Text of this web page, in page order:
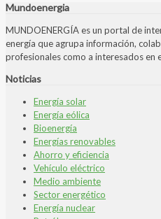
Mundoenergia
MUNDOENERGÍA es un portal de
energía que agrupa información,
profesionales como a interesados en
Noticias
Energía solar
Energía eólica
Bioenergía
Energías renovables
Ahorro y eficiencia
Vehículo eléctrico
Medio ambiente
Sector energético
Energía nuclear